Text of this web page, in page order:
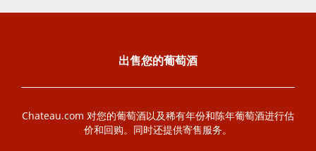
出售您的葡萄酒
Chateau.com 对您的葡萄酒以及稀有年份和陈年葡萄酒进行估
价和回购。同时还提供寄售服务。